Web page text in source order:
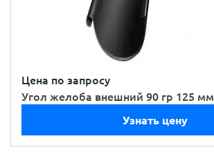
Цена по запросу
Угол желоба внешний 90 гр 125 мм
Узнать цену